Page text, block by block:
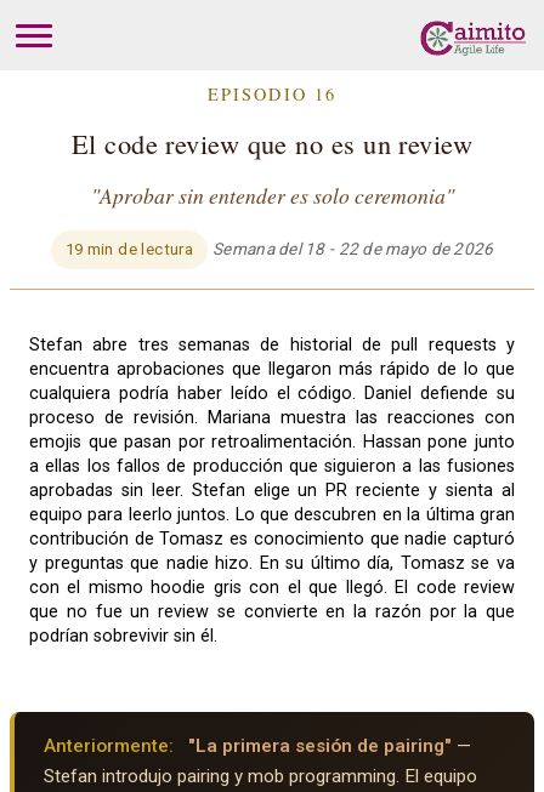
EPISODIO 16
El code review que no es un review
"Aprobar sin entender es solo ceremonia"
19 min de lectura Semana del 18 - 22 de mayo de 2026
Stefan abre tres semanas de historial de pull requests y
encuentra aprobaciones que llegaron más rápido de lo que
cualquiera podría haber leído el código. Daniel defiende su
proceso de revisión. Mariana muestra las reacciones con
emojis que pasan por retroalimentación. Hassan pone junto
a ellas los fallos de producción que siguieron a las fusiones
aprobadas sin leer. Stefan elige un PR reciente y sienta al
equipo para leerlo juntos. Lo que descubren en la última gran
contribución de Tomasz es conocimiento que nadie capturó
y preguntas que nadie hizo. En su último día, Tomasz se va
con el mismo hoodie gris con el que llegó. El code review
que no fue un review se convierte en la razón por la que
podrían sobrevivir sin él.
Anteriormente: "La primera sesión de pairing" —
Stefan introdujo pairing y mob programming. El equipo